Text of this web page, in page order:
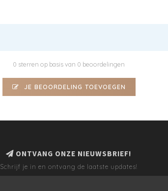
0 sterren op basis van 0 beoordelingen
JE BEOORDELING TOEVOEGEN
ONTVANG ONZE NIEUWSBRIEF!
Schrijf je in en ontvang de laatste updates!